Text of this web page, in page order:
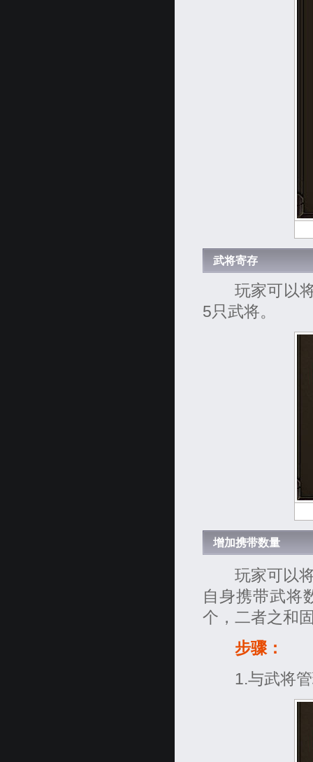
武将寄存
玩家可以将
5只武将。
增加携带数量
玩家可以将
自身携带武将
个，二者之和
步骤：
1.与武将管